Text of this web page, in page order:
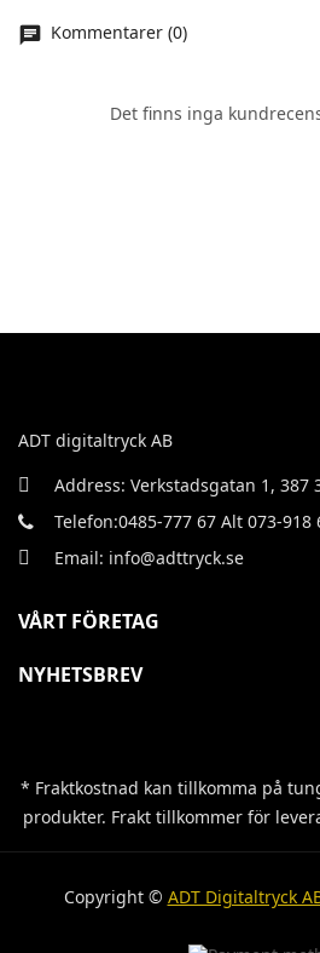
Kommentarer (0)
Det finns inga
ADT digitaltryck AB
Address: Verkstadsgatan 1, 387
Telefon:0485-777 67 Alt 073-918
Email: info@adttryck.se
VÅRT FÖRETAG
NYHETSBREV
* Fraktkostnad kan tillkomma på
produkter. Frakt tillkommer för
Copyright © ADT Digitaltryck